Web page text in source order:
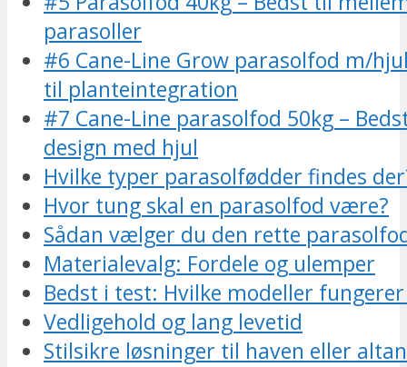
parasoller
#6 Cane-Line Grow parasolfod m/
til planteintegration
#7 Cane-Line parasolfod 50kg –
design med hjul
Hvilke typer parasolfødder findes
Hvor tung skal en parasolfod være?
Sådan vælger du den rette
Materialevalg: Fordele og ulemper
Bedst i test: Hvilke modeller
Vedligehold og lang levetid
Stilsikre løsninger til haven eller